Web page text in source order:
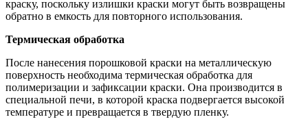
краску, поскольку излишки краски могут быть возвращены
обратно в емкость для повторного использования.
Термическая обработка
После нанесения порошковой краски на металлическую
поверхность необходима термическая обработка для
полимеризации и зафиксации краски. Она производится в
специальной печи, в которой краска подвергается высокой
температуре и превращается в твердую пленку.